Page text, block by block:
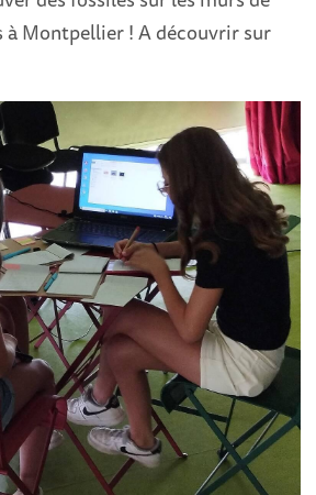
Montpellier ! A découvrir sur